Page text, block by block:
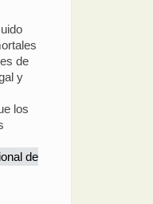
de
y
los
de